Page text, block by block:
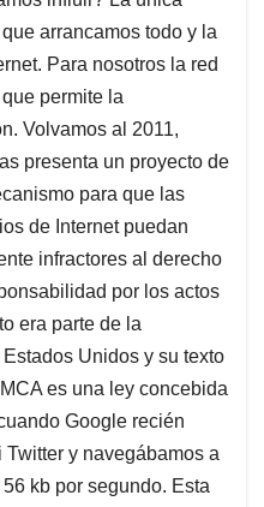
arrancamos todo y la
Para nosotros la red
permite la
Volvamos al 2011,
presenta un proyecto de
para que las
de Internet puedan
infractores al derecho
por los actos
era parte de la
Unidos y su texto
es una ley concebida
Google recién
y navegábamos a
kb por segundo. Esta